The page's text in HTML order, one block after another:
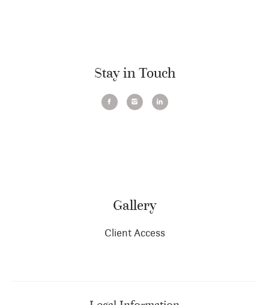
Stay in Touch
Gallery
Client Access